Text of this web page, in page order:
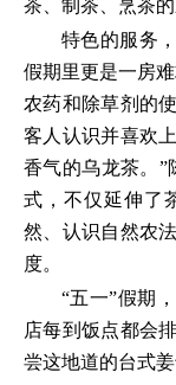
茶、制茶、烹茶的
特色的服务
假期里更是一房
农药和除草剂的
客人认识并喜欢
香气的乌龙茶。”
式，不仅延伸了
然、认识自然农
度。
“五一”假期
店每到饭点都会
尝这地道的台式姜